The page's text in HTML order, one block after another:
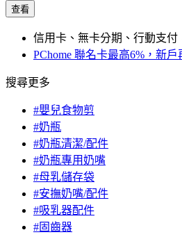
查看
信用卡、無卡分期、行動支付
PChome 聯名卡最高6%，新戶
搜尋更多
#嬰兒食物剪
#奶瓶
#奶瓶清潔/配件
#奶瓶專用奶嘴
#母乳儲存袋
#安撫奶嘴/配件
#吸乳器配件
#固齒器